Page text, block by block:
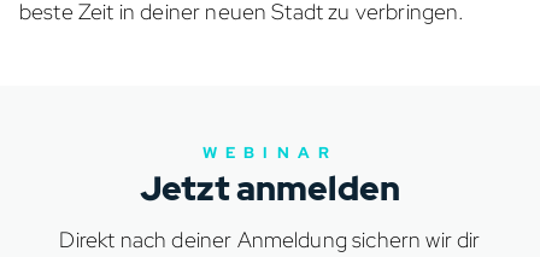
beste Zeit in deiner neuen Stadt zu verbringen.
WEBINAR
Jetzt anmelden
Direkt nach deiner Anmeldung sichern wir dir